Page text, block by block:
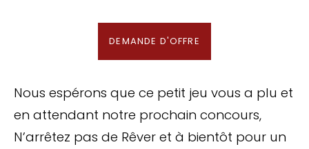
DEMANDE D'OFFRE
Nous espérons que ce petit jeu vous a plu et
en attendant notre prochain concours,
N’arrêtez pas de Rêver et à bientôt pour un